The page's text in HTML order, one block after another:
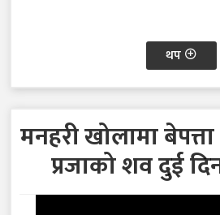
थप
मनहरी खोलामा
प्रजाको शव दुई